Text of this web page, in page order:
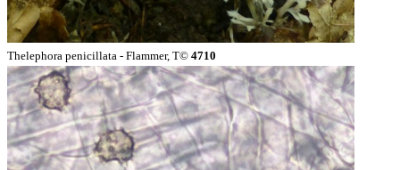
Thelephora penicillata - Flammer, T© 4710